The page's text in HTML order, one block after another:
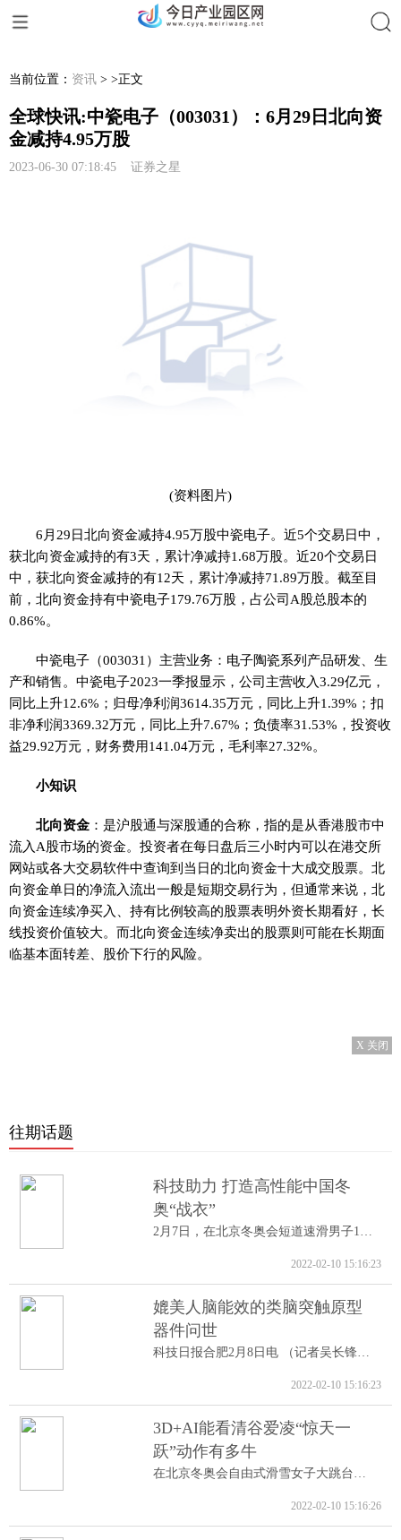
当前位置： 资讯 > >正文
全球快讯:中瓷电子（003031）：6月29日北向资
金减持4.95万股
2023-06-30 07:18:45 证券之星
(资料图片)
6月29日北向资金减持4.95万股中瓷电子。近5个交易日中，
获北向资金减持的有3天，累计净减持1.68万股。近20个交易日
中，获北向资金减持的有12天，累计净减持71.89万股。截至目
前，北向资金持有中瓷电子179.76万股，占公司A股总股本的
0.86%。
中瓷电子（003031）主营业务：电子陶瓷系列产品研发、生
产和销售。中瓷电子2023一季报显示，公司主营收入3.29亿元，
同比上升12.6%；归母净利润3614.35万元，同比上升1.39%；扣
非净利润3369.32万元，同比上升7.67%；负债率31.53%，投资收
益29.92万元，财务费用141.04万元，毛利率27.32%。
小知识
北向资金 ：是沪股通与深股通的合称，指的是从香港股市中
流入A股市场的资金。投资者在每日盘后三小时内可以在港交所
网站或各大交易软件中查询到当日的北向资金十大成交股票。北
向资金单日的净流入流出一般是短期交易行为，但通常来说，北
向资金连续净买入、持有比例较高的股票表明外资长期看好，长
线投资价值较大。而北向资金连续净卖出的股票则可能在长期面
临基本面转差、股价下行的风险。
X 关闭
往期话题
科技助力 打造高性能中国冬
奥“战衣”
2月7日，在北京冬奥会短道速滑男子1000米A...
2022-02-10 15:16:23
媲美人脑能效的类脑突触原型
器件问世
科技日报合肥2月8日电 （记者吴长锋）8日...
2022-02-10 15:16:23
3D+AI能看清谷爱凌“惊天一
跃”动作有多牛
在北京冬奥会自由式滑雪女子大跳台决赛中...
2022-02-10 15:16:26